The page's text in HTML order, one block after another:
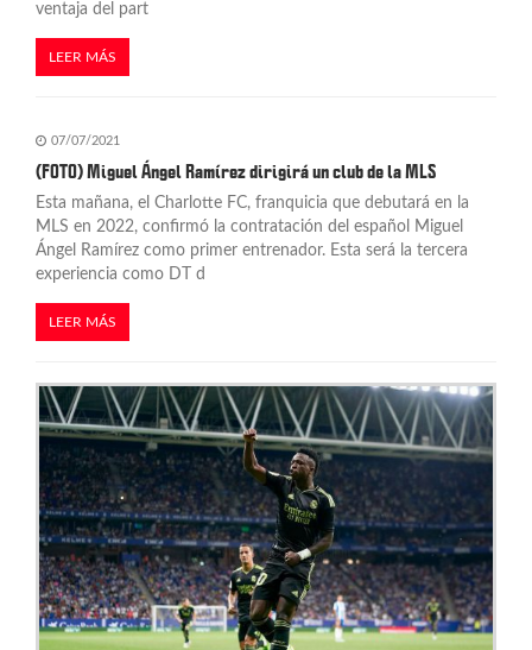
ventaja del part
LEER MÁS
07/07/2021
(FOTO) Miguel Ángel Ramírez dirigirá un club de la MLS
Esta mañana, el Charlotte FC, franquicia que debutará en la
MLS en 2022, confirmó la contratación del español Miguel
Ángel Ramírez como primer entrenador. Esta será la tercera
experiencia como DT d
LEER MÁS